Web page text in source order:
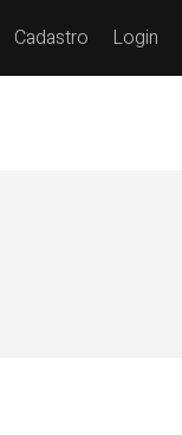
Cadastro Login